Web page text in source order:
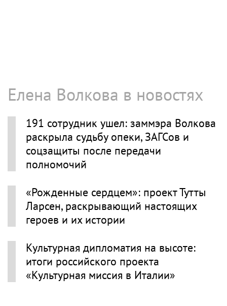
Елена Волкова в новостях
191 сотрудник ушел: заммэра Волкова
раскрыла судьбу опеки, ЗАГСов и
соцзащиты после передачи
полномочий
«Рожденные сердцем»: проект Тутты
Ларсен, раскрывающий настоящих
героев и их истории
Культурная дипломатия на высоте:
итоги российского проекта
«Культурная миссия в Италии»